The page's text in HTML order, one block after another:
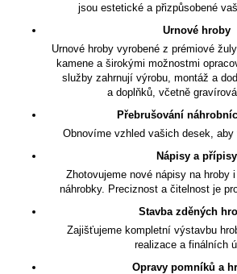
jsou estetické a přizpůsobené
Urnové hroby
Urnové hroby vyrobené z prémiové
kamene a širokými možnostmi
služby zahrnují výrobu, montáž a
a doplňků, včetně
Přebrušování
Obnovíme vzhled vašich desek, aby
Nápisy a přípisy
Zhotovujeme nové nápisy na hroby
náhrobky. Preciznost a čitelnost je
Stavba zděných
Zajišťujeme kompletní výstavbu
realizace a finálních
Opravy pomníků a